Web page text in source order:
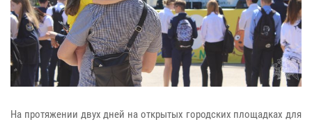
На протяжении двух дней на открытых городских площадках для